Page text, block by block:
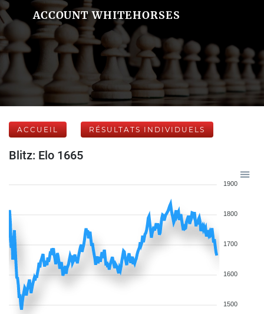
ACCOUNT WHITEHORSES
ACCUEIL RÉSULTATS INDIVIDUELS
Blitz: Elo 1665
1900
1800
1700
1600
1500